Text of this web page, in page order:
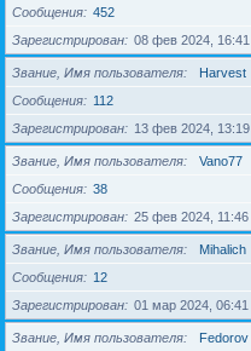
Сообщения
452
Зарегистрирован
08 фев 2024, 16:41
Звание, Имя пользователя
Harvest
Сообщения
112
Зарегистрирован
13 фев 2024, 13:19
Звание, Имя пользователя
Vano77
Сообщения
38
Зарегистрирован
25 фев 2024, 11:46
Звание, Имя пользователя
Mihalich
Сообщения
12
Зарегистрирован
01 мар 2024, 06:41
Звание, Имя пользователя
Fedorov